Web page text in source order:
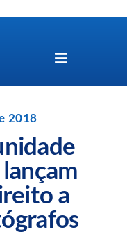
Toggle
Navigation
2018
a